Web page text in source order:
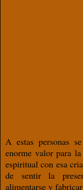
A estas personas
enorme valor para
espiritual con esa
de sentir la
alimentarse y